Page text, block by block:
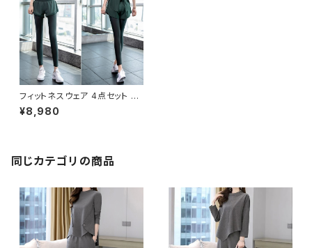
フィットネスウェア 4点セット レ
ディース 春夏 秋冬 春 夏 秋 冬
スポーツブラ ジムウェア ダンス
ポーツ ブラ 見せブラ スポブラ
インナー ヨガウェア フィットネ
パンツ ヨガパンツ パープルグレ
ー ピンク グリーン ブラック トレ
ーニングウェア スポーツウェア
ランニングウェア カジュアル S
M L XL 2XL 20代 30代 40代
50代 C-F0015
¥8,980
同じカテゴリの商品